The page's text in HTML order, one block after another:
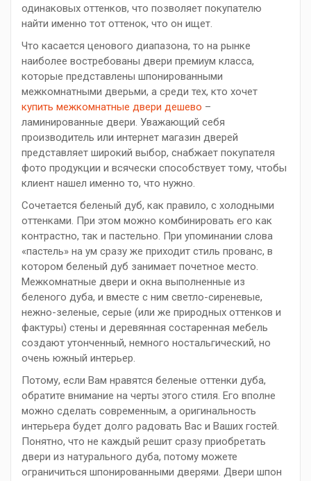
одинаковых оттенков, что позволяет покупателю
найти именно тот оттенок, что он ищет.
Что касается ценового диапазона, то на рынке
наиболее востребованы двери премиум класса,
которые представлены шпонированными
межкомнатными дверьми, а среди тех, кто хочет
купить межкомнатные двери дешево –
ламинированные двери. Уважающий себя
производитель или интернет магазин дверей
представляет широкий выбор, снабжает покупателя
фото продукции и всячески способствует тому, чтобы
клиент нашел именно то, что нужно.
Сочетается беленый дуб, как правило, с холодными
оттенками. При этом можно комбинировать его как
контрастно, так и пастельно. При упоминании слова
«пастель» на ум сразу же приходит стиль прованс, в
котором беленый дуб занимает почетное место.
Межкомнатные двери и окна выполненные из
беленого дуба, и вместе с ним светло-сиреневые,
нежно-зеленые, серые (или же природных оттенков и
фактуры) стены и деревянная состаренная мебель
создают утонченный, немного ностальгический, но
очень южный интерьер.
Потому, если Вам нравятся беленые оттенки дуба,
обратите внимание на черты этого стиля. Его вполне
можно сделать современным, а оригинальность
интерьера будет долго радовать Вас и Ваших гостей.
Понятно, что не каждый решит сразу приобретать
двери из натурального дуба, потому можете
ограничиться шпонированными дверями. Двери шпон